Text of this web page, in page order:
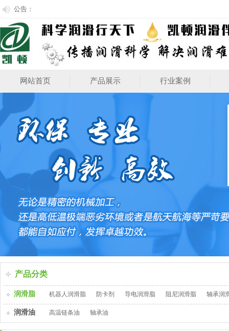
公告：
网站首页 产品展示 行业案例
产品分类
润滑脂 机器人润滑脂 防卡剂 导电润滑脂 阻尼润滑脂 轴承润
润滑油 高温链条油 轴承油